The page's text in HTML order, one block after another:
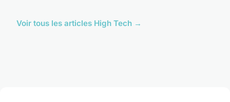
Voir tous les articles High Tech →